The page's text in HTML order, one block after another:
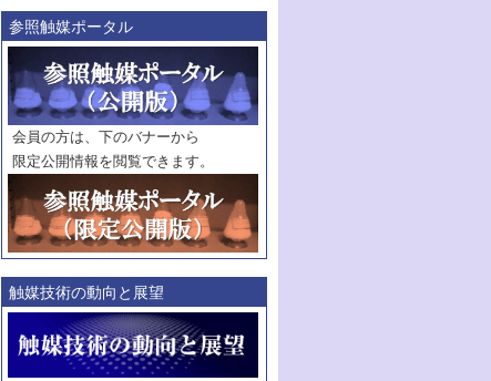
巻・号指定
巻
号
範囲指定
巻
号～
巻
号
触媒年鑑
年度
記事種別
マーク：
マークあり
参照触媒ポータル
会員の方は、下のバナーから
限定公開情報を閲覧できます。
触媒技術の動向と展望